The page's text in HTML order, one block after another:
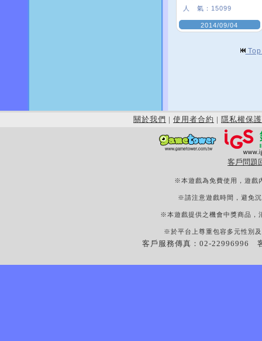
人 氣： 15099
2014/09/04
關於我們 | 使用者合約 | 隱私權保護
客戶問題
※本遊戲為免費使用，遊戲
※請注意遊戲時間，避免
※本遊戲提供之機會中獎商品，
※於平台上尊重包容多元性別
客戶服務傳真：02-22996996